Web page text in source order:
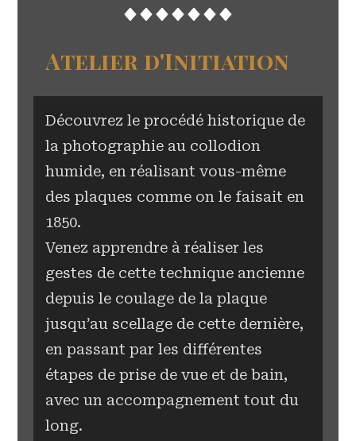
Atelier d'Initiation
Découvrez le procédé historique de
la photographie au collodion
humide, en réalisant vous-même
des plaques comme on le faisait en
1850.
Venez apprendre à réaliser les
gestes de cette technique ancienne
depuis le coulage de la plaque
jusqu’au scellage de cette dernière,
en passant par les différentes
étapes de prise de vue et de bain,
avec un accompagnement tout du
long.